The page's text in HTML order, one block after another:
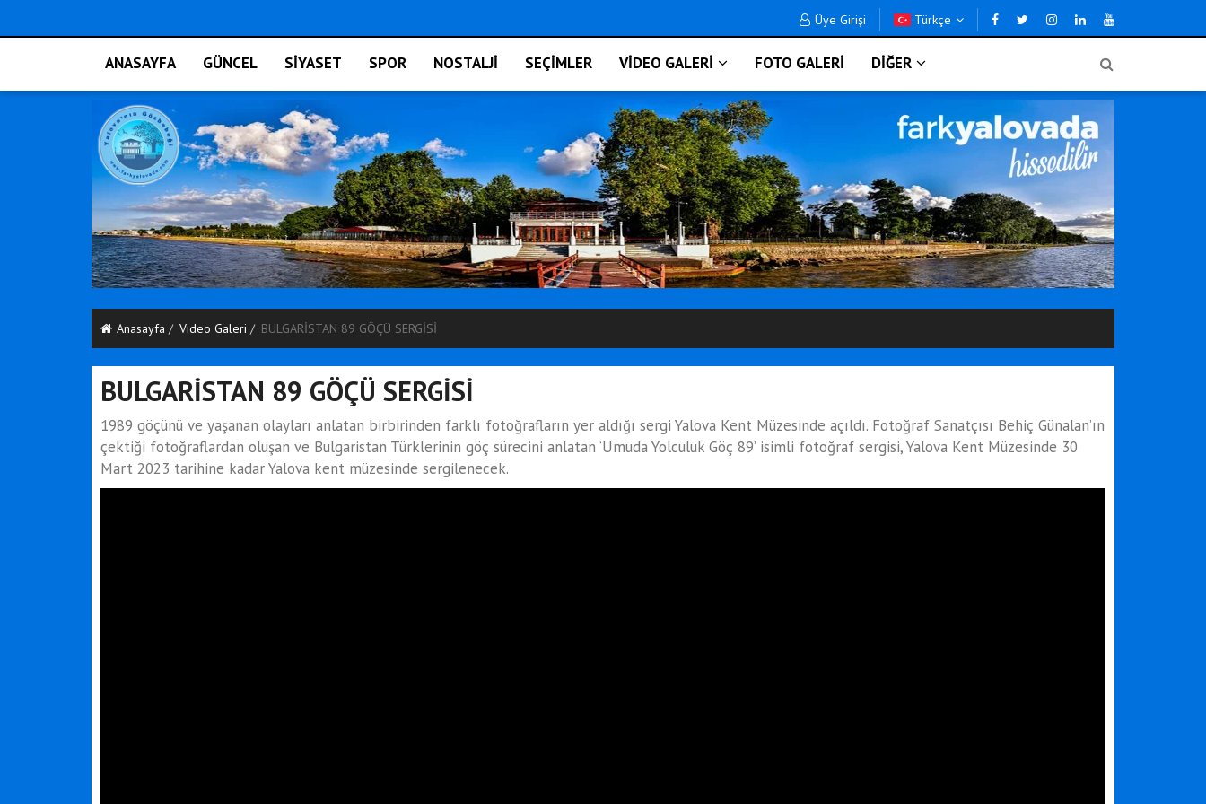
Üye Girişi Türkçe
ANASAYFA GÜNCEL SİYASET SPOR NOSTALJİ SEÇİMLER VİDEO GALERİ FOTO GALERİ DİĞER
Anasayfa Video Galeri BULGARİSTAN 89 GÖÇÜ SERGİSİ
BULGARİSTAN 89 GÖÇÜ SERGİSİ
1989 göçünü ve yaşanan olayları anlatan birbirinden farklı fotoğrafların yer aldığı sergi Yalova Kent Müzesinde açıldı. Fotoğraf Sanatçısı Behiç Günalan’ın
çektiği fotoğraflardan oluşan ve Bulgaristan Türklerinin göç sürecini anlatan ‘Umuda Yolculuk Göç 89’ isimli fotoğraf sergisi, Yalova Kent Müzesinde 30
Mart 2023 tarihine kadar Yalova kent müzesinde sergilenecek.